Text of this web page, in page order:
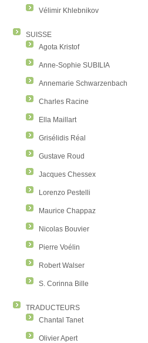
Vélimir Khlebnikov
SUISSE
Agota Kristof
Anne-Sophie SUBILIA
Annemarie Schwarzenbach
Charles Racine
Ella Maillart
Grisélidis Réal
Gustave Roud
Jacques Chessex
Lorenzo Pestelli
Maurice Chappaz
Nicolas Bouvier
Pierre Voélin
Robert Walser
S. Corinna Bille
TRADUCTEURS
Chantal Tanet
Olivier Apert